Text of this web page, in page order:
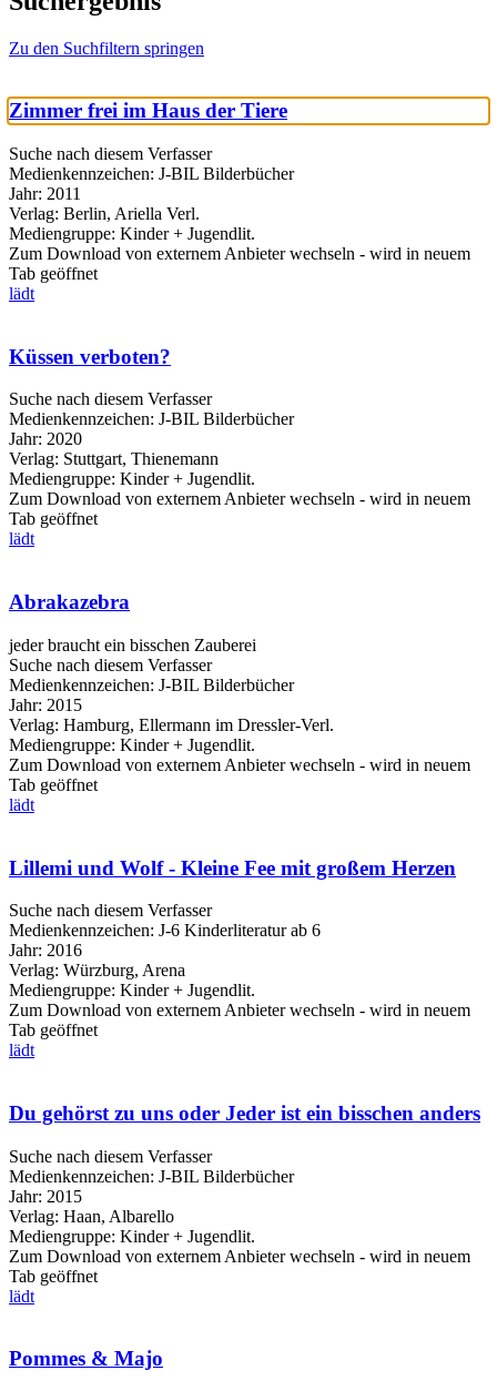
Zu den Suchfiltern springen
Zimmer frei im Haus der Tiere
Suche nach diesem Verfasser
Medienkennzeichen: J-BIL Bilderbücher
Jahr: 2011
Verlag: Berlin, Ariella Verl.
Mediengruppe: Kinder + Jugendlit.
Zum Download von externem Anbieter wechseln - wird in neuem
Tab geöffnet
lädt
Küssen verboten?
Suche nach diesem Verfasser
Medienkennzeichen: J-BIL Bilderbücher
Jahr: 2020
Verlag: Stuttgart, Thienemann
Mediengruppe: Kinder + Jugendlit.
Zum Download von externem Anbieter wechseln - wird in neuem
Tab geöffnet
lädt
Abrakazebra
jeder braucht ein bisschen Zauberei
Suche nach diesem Verfasser
Medienkennzeichen: J-BIL Bilderbücher
Jahr: 2015
Verlag: Hamburg, Ellermann im Dressler-Verl.
Mediengruppe: Kinder + Jugendlit.
Zum Download von externem Anbieter wechseln - wird in neuem
Tab geöffnet
lädt
Lillemi und Wolf - Kleine Fee mit großem Herzen
Suche nach diesem Verfasser
Medienkennzeichen: J-6 Kinderliteratur ab 6
Jahr: 2016
Verlag: Würzburg, Arena
Mediengruppe: Kinder + Jugendlit.
Zum Download von externem Anbieter wechseln - wird in neuem
Tab geöffnet
lädt
Du gehörst zu uns oder Jeder ist ein bisschen anders
Suche nach diesem Verfasser
Medienkennzeichen: J-BIL Bilderbücher
Jahr: 2015
Verlag: Haan, Albarello
Mediengruppe: Kinder + Jugendlit.
Zum Download von externem Anbieter wechseln - wird in neuem
Tab geöffnet
lädt
Pommes & Majo